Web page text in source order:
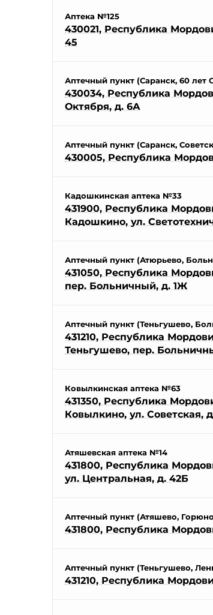
Аптека №125
430021, Республика
45
Аптечный пункт (Саранск, 60 лет
430034, Республика
Октября, д. 6А
Аптечный пункт (Саранск,
430005, Республика
Кадошкинская аптека №33
431900, Республика
Кадошкино, ул.
Аптечный пункт (Атюрьево,
431050, Республика
пер. Больничный, д. 1Ж
Аптечный пункт (Теньгушево,
431210, Республика
Теньгушево, пер.
Ковылкинская аптека №63
431350, Республика
Ковылкино, ул. Советская,
Атяшевская аптека №14
431800, Республика
ул. Центральная, д. 42Б
Аптечный пункт (Атяшево,
431800, Республика
Аптечный пункт (Теньгушево,
431210, Республика